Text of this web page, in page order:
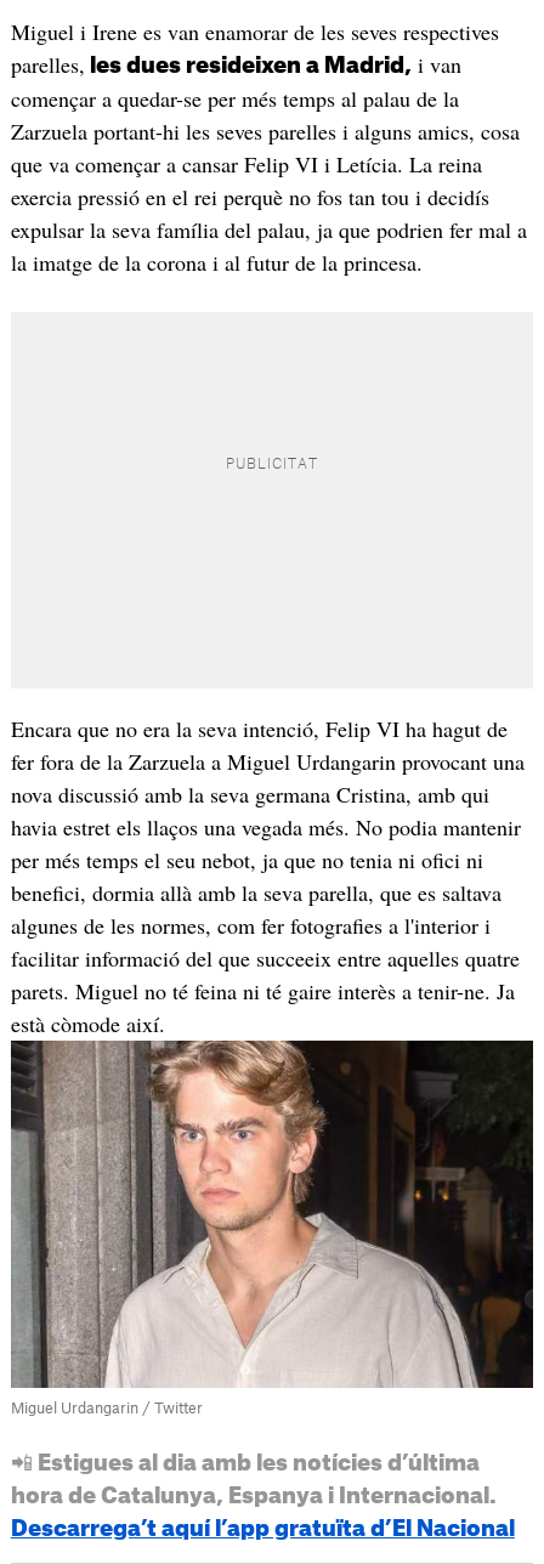
Miguel i Irene es van enamorar de les seves respectives
parelles, les dues resideixen a Madrid, i van
començar a quedar-se per més temps al palau de la
Zarzuela portant-hi les seves parelles i alguns amics, cosa
que va començar a cansar Felip VI i Letícia. La reina
exercia pressió en el rei perquè no fos tan tou i decidís
expulsar la seva família del palau, ja que podrien fer mal a
la imatge de la corona i al futur de la princesa.
Encara que no era la seva intenció, Felip VI ha hagut de
fer fora de la Zarzuela a Miguel Urdangarin provocant una
nova discussió amb la seva germana Cristina, amb qui
havia estret els llaços una vegada més. No podia mantenir
per més temps el seu nebot, ja que no tenia ni ofici ni
benefici, dormia allà amb la seva parella, que es saltava
algunes de les normes, com fer fotografies a l'interior i
facilitar informació del que succeeix entre aquelles quatre
parets. Miguel no té feina ni té gaire interès a tenir-ne. Ja
està còmode així.
Miguel Urdangarin / Twitter
📲 Estigues al dia amb les notícies d’última
hora de Catalunya, Espanya i Internacional.
Descarrega’t aquí l’app gratuïta d’El Nacional